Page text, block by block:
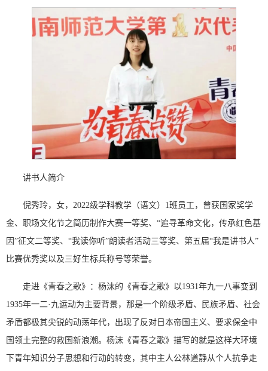
讲书人简介
倪秀玲，女，2022级学科教学（语文）1班员工，曾获国家奖学
金、职场文化节之简历制作大赛一等奖、“追寻革命文化，传承红色基
因”征文二等奖、“我读你听”朗读者活动三等奖、第五届“我是讲书人”
比赛优秀奖以及三好生标兵称号等荣誉。
走进《青春之歌》：杨沫的《青春之歌》以1931年九一八事变到
1935年一二·九运动为主要背景，那是一个阶级矛盾、民族矛盾、社会
矛盾都极其尖锐的动荡年代，出现了反对日本帝国主义、要求保全中
国领土完整的救国新浪潮。杨沫《青春之歌》描写的就是这样大环境
下青年知识分子思想和行动的转变，其中主人公林道静从个人抗争走